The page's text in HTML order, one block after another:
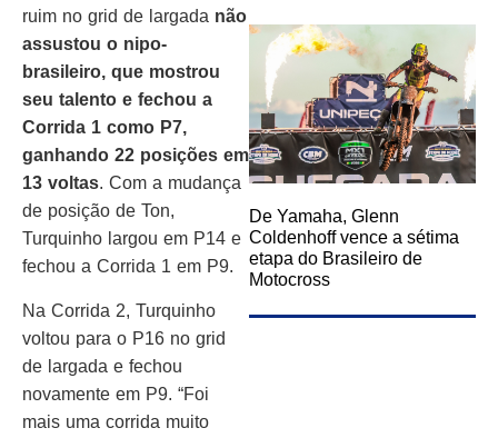
ruim no grid de largada não
assustou o nipo-
brasileiro, que mostrou
seu talento e fechou a
Corrida 1 como P7,
ganhando 22 posições em
13 voltas. Com a mudança
de posição de Ton,
Turquinho largou em P14 e
fechou a Corrida 1 em P9.
Na Corrida 2, Turquinho
voltou para o P16 no grid
de largada e fechou
novamente em P9. “Foi
mais uma corrida muito
De Yamaha, Glenn
Coldenhoff vence a sétima
etapa do Brasileiro de
Motocross